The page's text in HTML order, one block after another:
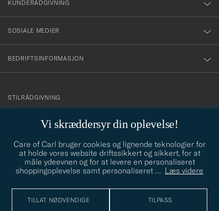
Vi skræddersyr din oplevelse!
Care of Carl bruger cookies og lignende teknologier for
at holde vores website driftssikkert og sikkert, for at
måle ydeevnen og for at levere en personaliseret
shoppingoplevelse samt personaliseret … Læs videre
TILLAT NØDVENDIGE TILPASS
KUNDERÅDGIVNING
SOSIALE MEDIER
BEDRIFTSINFORMASJON
info@careofcarl.no
STILRÅDGIVNING
STILRÅDGIVNING
© Care of Carl 2026